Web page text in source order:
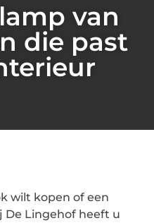
van
die past
wilt kopen of een
De Lingehof heeft u